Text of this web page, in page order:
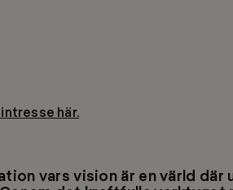
här.
vars vision är en värld där